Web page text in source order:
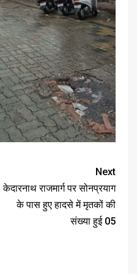
Next
केदारनाथ राजमार्ग पर सोनप्रयाग
के पास हुए हादसे में मृतकों की
संख्या हुई 05